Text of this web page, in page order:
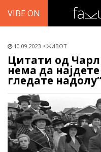
VIBE ON
10.09.2023 ЖИВОТ
Цитати од
нема да
гледате надолу“